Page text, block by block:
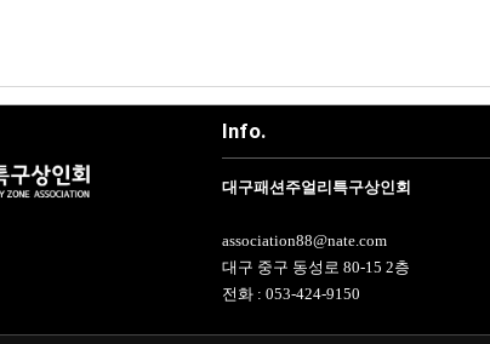
Info.
대구패션주얼리특구상인회
association88@nate.com
대구 중구 동성로 80-15 2층
전화 : 053-424-9150